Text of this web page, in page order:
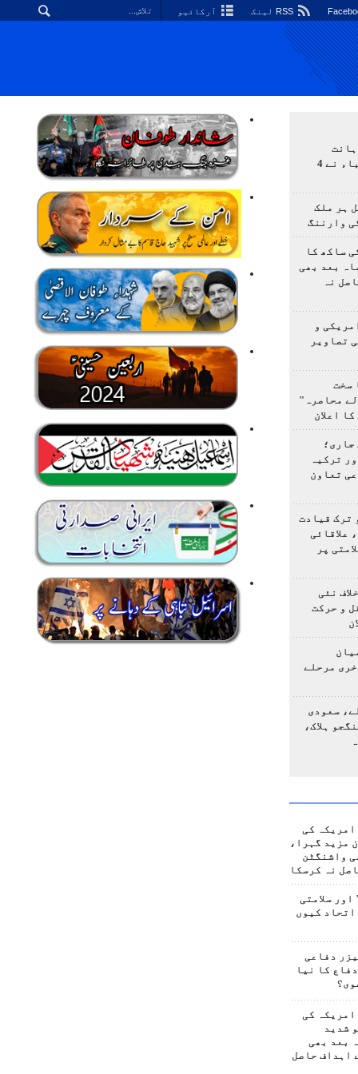
آرکائیو
اولمپیاڈ؛ ایرانی طلباء نے 4
ہر ملک
وارننگ
ساکھ کا
بعد بھی
نہ
و
تصاویر
سخت
محاصرہ"
اعلان
جاری؛
ترکیہ
تعاون
ترک قیادت
علاقائی
پر
نئی
و حرکت
مرحلے
سعودی
ہلاک،
امریکہ کی
مزید گہرا،
واشنگٹن
نہ کرسکا
سلامتی
اتحاد کیوں
دفاعی
کا نیا
امریکہ کی
شدید
بعد بھی
اہداف حاصل